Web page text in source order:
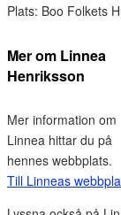
Plats: Boo Folkets
Mer om Linnea
Henriksson
Mer information om
Linnea hittar du på
hennes webbplats.
Till Linneas